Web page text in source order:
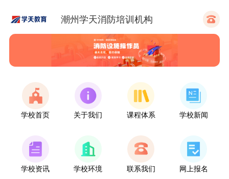
潮州学天消防培训机构
学校首页 关于我们 课程体系 学校新闻
学校资讯 学校环境 联系我们 网上报名